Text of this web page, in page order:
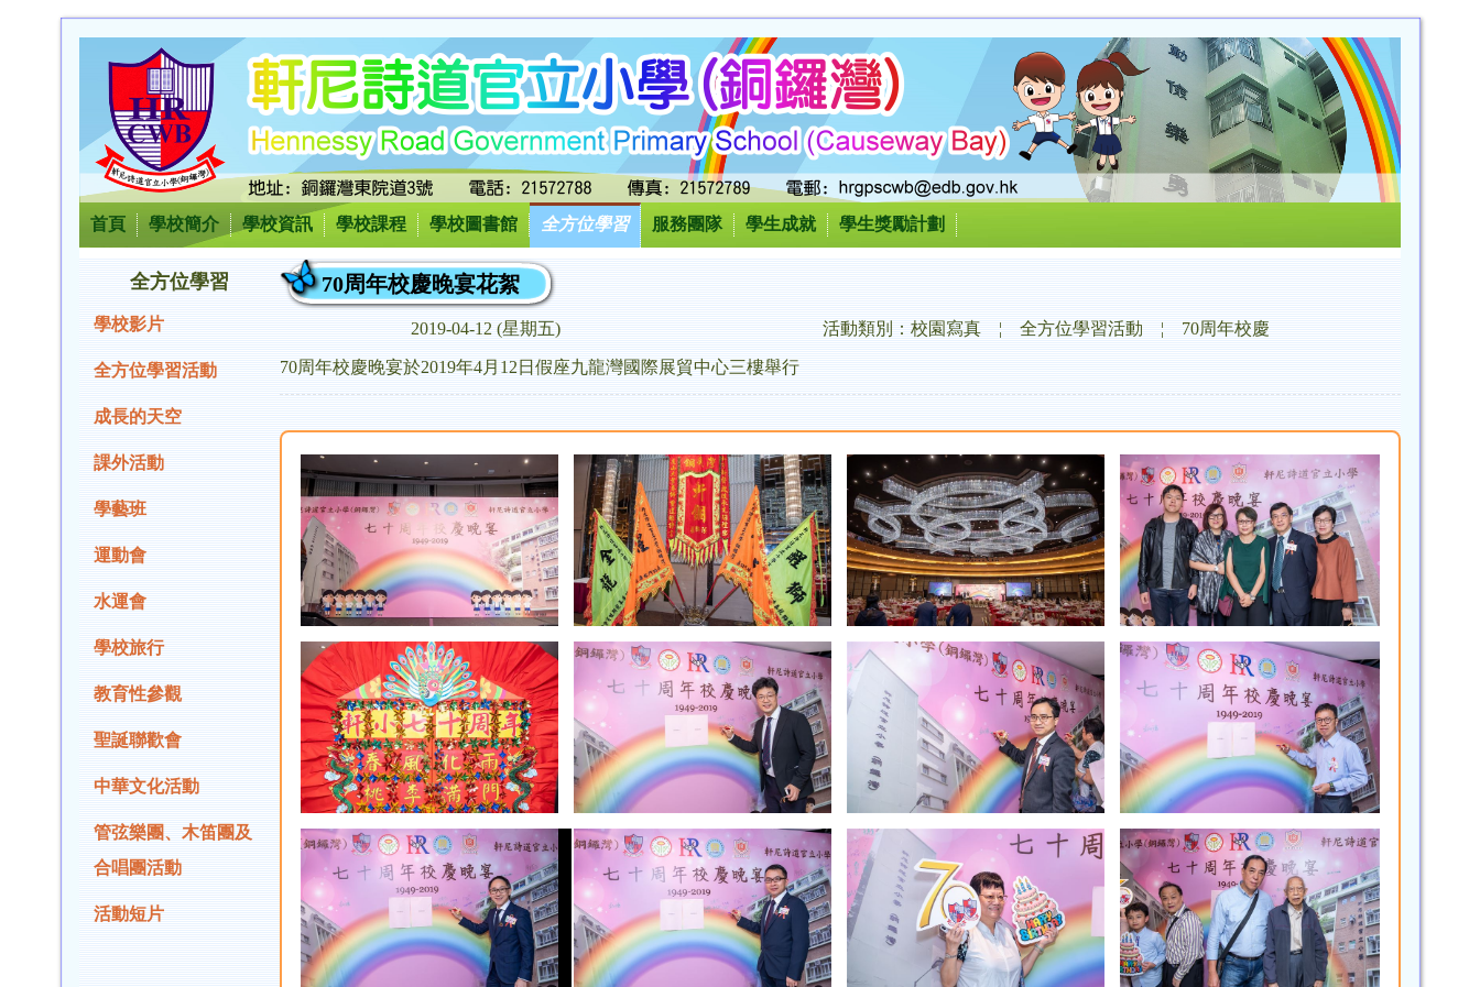
首頁 學校簡介 學校資訊 學校課程 學校圖書館 全方位學習 服務團隊 學生成就 學生獎勵計劃
全方位學習
學校影片
全方位學習活動
成長的天空
課外活動
學藝班
運動會
水運會
學校旅行
教育性參觀
聖誕聯歡會
中華文化活動
管弦樂團、木笛團及
合唱團活動
活動短片
70周年校慶晚宴花絮
2019-04-12 (星期五) 活動類別：校園寫真 ¦ 全方位學習活動 ¦ 70周年校慶
70周年校慶晚宴於2019年4月12日假座九龍灣國際展貿中心三樓舉行